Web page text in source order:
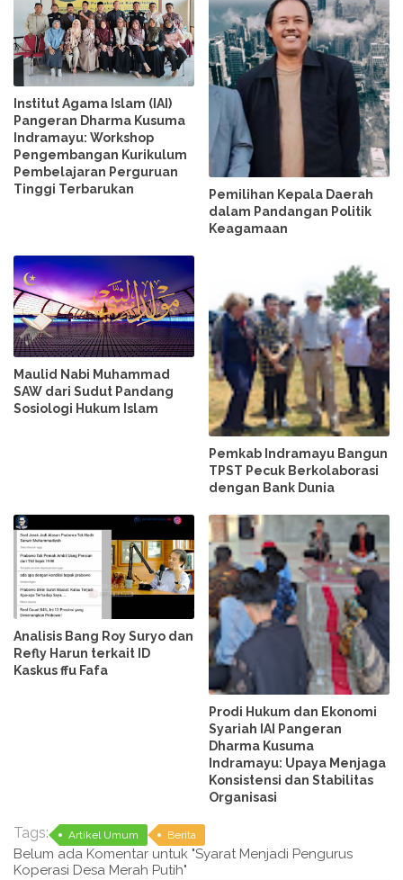
Institut Agama Islam (IAI)
Pangeran Dharma Kusuma
Indramayu: Workshop
Pengembangan Kurikulum
Pembelajaran Perguruan
Tinggi Terbarukan
Pemilihan Kepala Daerah
dalam Pandangan Politik
Keagamaan
Maulid Nabi Muhammad
SAW dari Sudut Pandang
Sosiologi Hukum Islam
Pemkab Indramayu Bangun
TPST Pecuk Berkolaborasi
dengan Bank Dunia
Analisis Bang Roy Suryo dan
Refly Harun terkait ID
Kaskus ffu Fafa
Prodi Hukum dan Ekonomi
Syariah IAI Pangeran
Dharma Kusuma
Indramayu: Upaya Menjaga
Konsistensi dan Stabilitas
Organisasi
Tags: Artikel Umum Berita
Belum ada Komentar untuk "Syarat Menjadi Pengurus
Koperasi Desa Merah Putih"